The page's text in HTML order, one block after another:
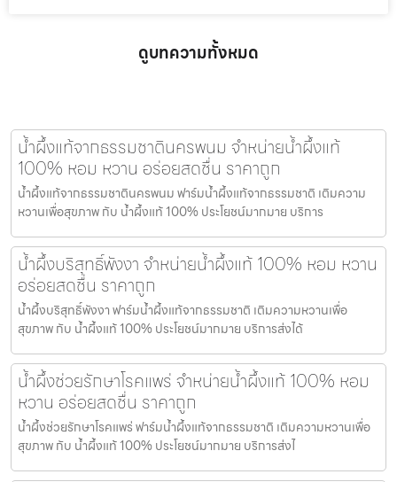
ดูบทความทั้งหมด
น้ำผึ้งแท้จากธรรมชาตินครพนม จำหน่ายน้ำผึ้งแท้
100% หอม หวาน อร่อยสดชื่น ราคาถูก
น้ำผึ้งแท้จากธรรมชาตินครพนม ฟาร์มน้ำผึ้งแท้จากธรรมชาติ เติมความ
หวานเพื่อสุขภาพ กับ น้ำผึ้งแท้ 100% ประโยชน์มากมาย บริการ
น้ำผึ้งบริสุทธิ์พังงา จำหน่ายน้ำผึ้งแท้ 100% หอม หวาน
อร่อยสดชื่น ราคาถูก
น้ำผึ้งบริสุทธิ์พังงา ฟาร์มน้ำผึ้งแท้จากธรรมชาติ เติมความหวานเพื่อ
สุขภาพ กับ น้ำผึ้งแท้ 100% ประโยชน์มากมาย บริการส่งได้
น้ำผึ้งช่วยรักษาโรคแพร่ จำหน่ายน้ำผึ้งแท้ 100% หอม
หวาน อร่อยสดชื่น ราคาถูก
น้ำผึ้งช่วยรักษาโรคแพร่ ฟาร์มน้ำผึ้งแท้จากธรรมชาติ เติมความหวานเพื่อ
สุขภาพ กับ น้ำผึ้งแท้ 100% ประโยชน์มากมาย บริการส่งไ